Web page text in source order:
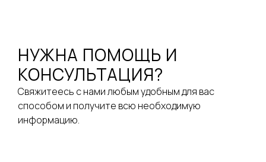
НУЖНА ПОМОЩЬ И
КОНСУЛЬТАЦИЯ?
Свяжитеесь с нами любым удобным для вас
способом и получите всю необходимую
информацию.